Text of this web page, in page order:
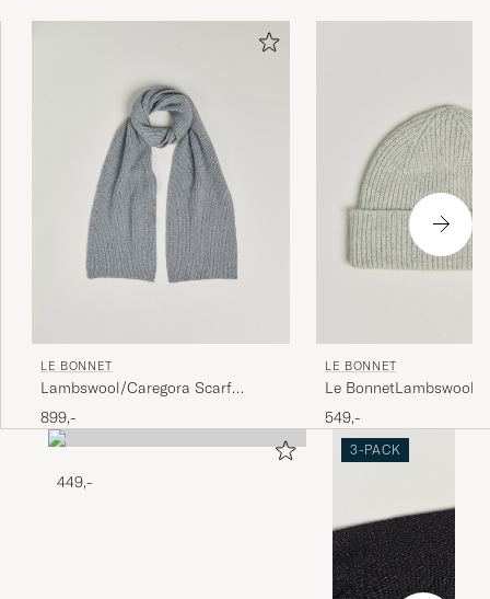
LE BONNET
Lambswool/Caregora Scarf
Smoke
899,-
LE BONNET
Le BonnetLambswool/
BeanieSilver
549,-
449,-
3-PACK